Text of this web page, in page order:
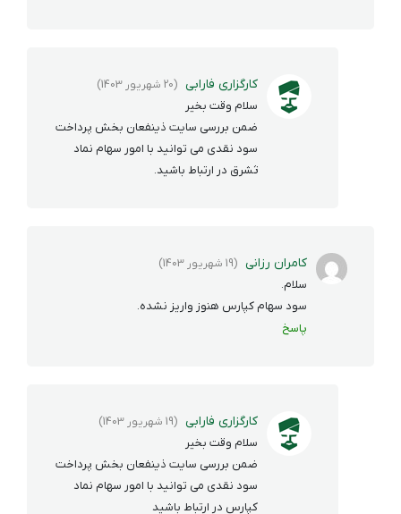
کارگزاری فارابی (20 شهریور 1403)
سلام وقت بخیر
ضمن بررسی سایت ذینفعان بخش پرداخت
سود نقدی می توانید با امور سهام نماد
ثشرق در ارتباط باشید.
کامران رزانی (19 شهریور 1403)
سلام.
سود سهام کپارس هنوز واریز نشده.
پاسخ
کارگزاری فارابی (19 شهریور 1403)
سلام وقت بخیر
ضمن بررسی سایت ذینفعان بخش پرداخت
سود نقدی می توانید با امور سهام نماد
کپارس در ارتباط باشید